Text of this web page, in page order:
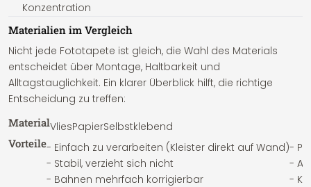
Konzentration
Materialien im Vergleich
Nicht jede Fototapete ist gleich, die Wahl des Materials
entscheidet über Montage, Haltbarkeit und
Alltagstauglichkeit. Ein klarer Überblick hilft, die richtige
Entscheidung zu treffen:
MaterialVliesPapierSelbstklebend
Vorteile- Einfach zu verarbeiten (Kleister direkt auf Wand)
- Stabil, verzieht sich nicht
- Bahnen mehrfach korrigierbar
-
-
-